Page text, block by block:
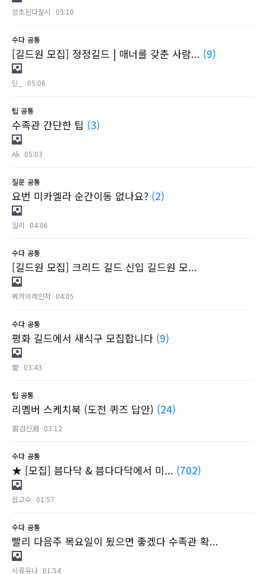
양초된다실시 05:10
수다 공통
[길드원 모집] 정정길드 | 매너를 갖춘 사람... (9)
딘_ 05:06
팁 공통
수족관 간단한 팁 (3)
Ak 05:03
질문 공통
요번 미카엘라 순간이동 없나요? (2)
일리 04:06
수다 공통
[길드원 모집] 크리드 길드 신입 길드원 모...
쿼카의레인저 04:05
수다 공통
평화 길드에서 새식구 모집합니다 (9)
愛 03:43
팁 공통
리멤버 스케치북 (도전 퀴즈 답안) (24)
宙검신淵 03:12
수다 공통
★ [모집] 븜다닥 & 븜다다닥에서 미... (702)
싑고수 01:57
수다 공통
빨리 다음주 목요일이 됬으면 좋겠다 수족관 확...
시류유나 01:54